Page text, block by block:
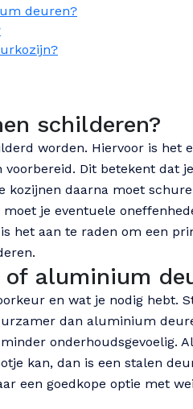
deuren?
schilderen?
worden. Hiervoor is het
Dit betekent dat
daarna moet
je eventuele
het aan te raden om een
aluminium
en wat je nodig hebt.
dan aluminium
onderhoudsgevoelig.
kan, dan is een stalen
een goedkope optie met